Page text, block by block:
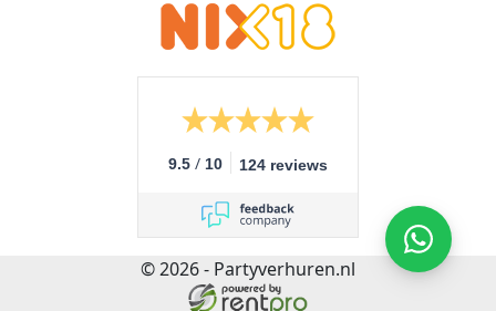
9.5 / 10 124 reviews
© 2026 - Partyverhuren.nl